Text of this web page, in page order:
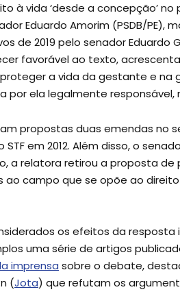
à vida ‘desde a concepção’
Eduardo Amorim (PSDB/PE),
de 2019 pelo senador Eduardo
favorável ao texto,
a vida da gestante e
por ela legalmente
propostas duas emendas
em 2012. Além disso, o
a relatora retirou a proposta de
ao campo que se opõe ao
os efeitos da
uma série de artigos
imprensa sobre o debate,
(Jota) que refutam os